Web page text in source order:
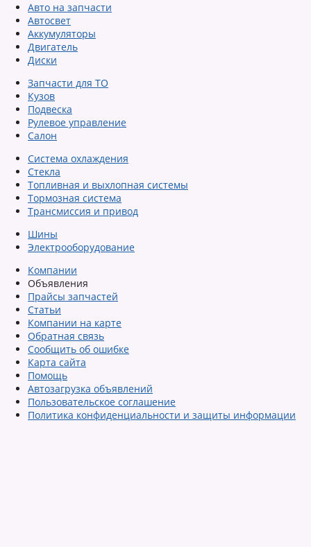
Авто на запчасти
Автосвет
Аккумуляторы
Двигатель
Диски
Запчасти для ТО
Кузов
Подвеска
Рулевое управление
Салон
Система охлаждения
Стекла
Топливная и выхлопная системы
Тормозная система
Трансмиссия и привод
Шины
Электрооборудование
Компании
Объявления
Прайсы запчастей
Статьи
Компании на карте
Обратная связь
Сообщить об ошибке
Карта сайта
Помощь
Автозагрузка объявлений
Пользовательское соглашение
Политика конфиденциальности и защиты информации